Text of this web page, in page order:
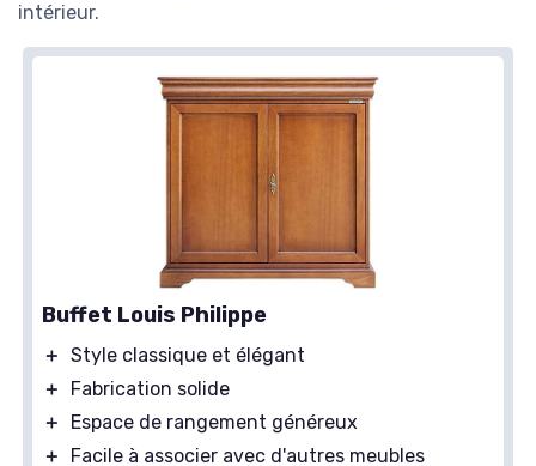
intérieur.
Buffet Louis Philippe
＋ Style classique et élégant
＋
Fabrication solide
＋
Espace de rangement généreux
＋
Facile à associer avec d'autres meubles